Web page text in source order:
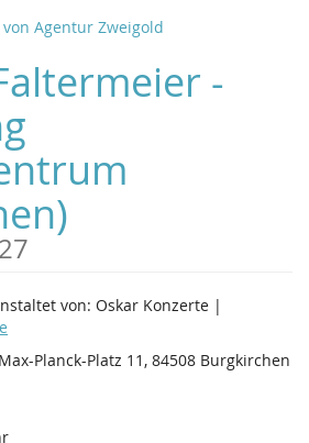
Agentur Zweigold
-
von: Oskar Konzerte |
Planck-Platz 11, 84508 Burgkirchen